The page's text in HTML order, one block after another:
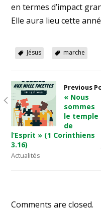
en termes d’impact
Elle aura lieu cette
Jésus marche
Previous
« Nous
sommes
le temple
de
l’Esprit » (1 Corinthiens
3.16)
Actualités
Comments are closed.